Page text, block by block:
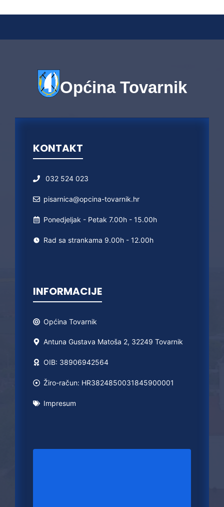
Općina Tovarnik
KONTAKT
032 524 023
pisarnica@opcina-tovarnik.hr
Ponedjeljak - Petak 7.00h - 15.00h
Rad sa strankama 9.00h - 12.00h
INFORMACIJE
Općina Tovarnik
Antuna Gustava Matoša 2, 32249 Tovarnik
OIB: 38906942564
Žiro-račun: HR3824850031845900001
Impresum